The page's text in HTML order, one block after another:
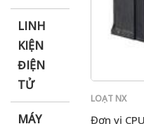
LINH
KIỆN
ĐIỆN
TỬ
MÁY
LOẠT NX
Đơn vị